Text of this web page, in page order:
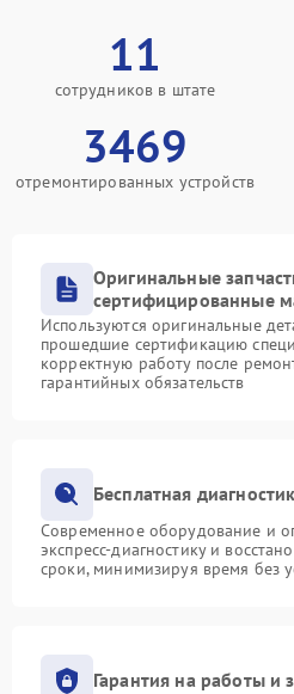
11
сотрудников в штате
3469
отремонтированных устройств
Оригинальные
сертифицированные
Используются оригинальные
прошедшие сертификацию
корректную работу после
гарантийных обязательств
Бесплатная
Современное оборудование и
экспресс-диагностику и
сроки, минимизируя время без
Гарантия на работы и